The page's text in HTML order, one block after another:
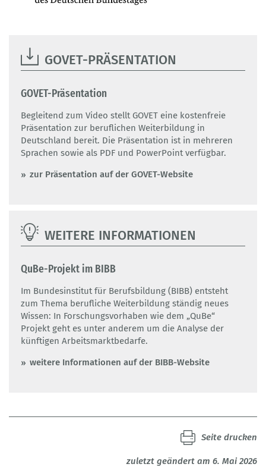
GOVET-PRÄSENTATION
GOVET-Präsentation
Begleitend zum Video stellt GOVET eine kostenfreie
Präsentation zur beruflichen Weiterbildung in
Deutschland bereit. Die Präsentation ist in mehreren
Sprachen sowie als PDF und PowerPoint verfügbar.
zur Präsentation auf der GOVET-Website
WEITERE INFORMATIONEN
QuBe-Projekt im BIBB
Im Bundesinstitut für Berufsbildung (BIBB) entsteht
zum Thema berufliche Weiterbildung ständig neues
Wissen: In Forschungsvorhaben wie dem „QuBe“
Projekt geht es unter anderem um die Analyse der
künftigen Arbeitsmarktbedarfe.
weitere Informationen auf der BIBB-Website
zuletzt geändert am 6. Mai 2026
Seite drucken